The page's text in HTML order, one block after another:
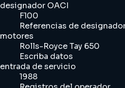
designador OACI
F100
Referencias de
motores
Rolls-Royce Tay 650
Escriba datos
entrada de servicio
1988